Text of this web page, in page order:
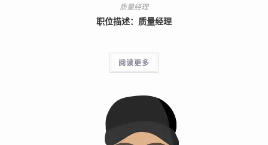
质量经理
职位描述：质量经理
阅读更多